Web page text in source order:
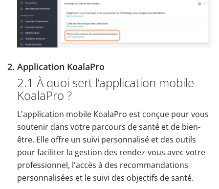
2. Application KoalaPro
2.1 À quoi sert l’application mobile
KoalaPro ?
L'application mobile KoalaPro est conçue pour vous
soutenir dans votre parcours de santé et de bien-
être. Elle offre un suivi personnalisé et des outils
pour faciliter la gestion des rendez-vous avec votre
professionnel, l'accès à des recommandations
personnalisées et le suivi des objectifs de santé.